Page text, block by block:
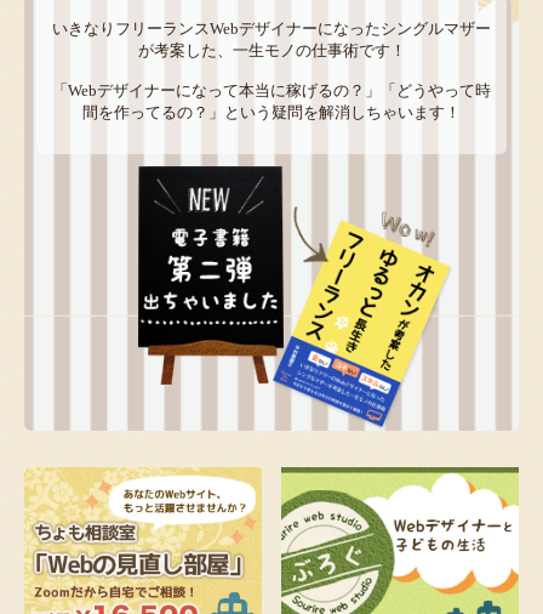
いきなりフリーランスWebデザイナーになったシングルマザー
が考案した、一生モノの仕事術です！
「Webデザイナーになって本当に稼げるの？」「どうやって時
間を作ってるの？」という疑問を解消しちゃいます！